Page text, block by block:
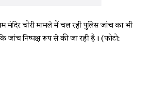
मंदिर चोरी मामले में चल रही पुलिस जांच का भी
जांच निष्पक्ष रूप से की जा रही है। (फोटो: